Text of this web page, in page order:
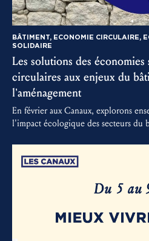
BÂTIMENT, ECONOMIE CIRCULAIRE,
SOLIDAIRE
Les solutions des
circulaires aux enjeux du
l’aménagement
En février aux Canaux, explorons
l'impact écologique des secteurs du